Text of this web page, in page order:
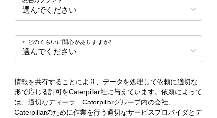
どのくらいに関心がありますか?
*
情報を共有することにより、データを処理して依頼に適切な
形で応じる許可をCaterpillar社に与えています。依頼によって
は、適切なディーラ、Caterpillarグループ内の会社、
Caterpillarのために作業を行う適切なサービスプロバイダとデ